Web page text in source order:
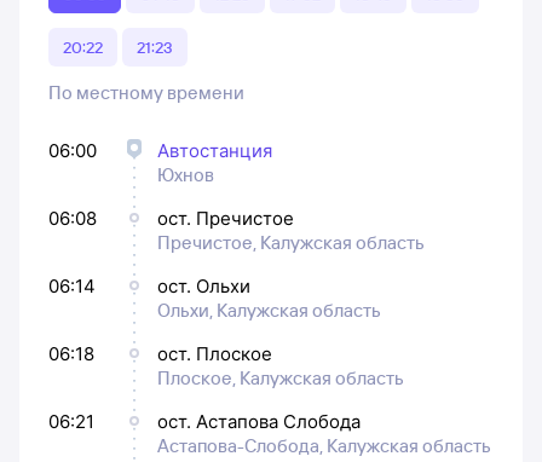
20:22 21:23
По местному времени
06:00
Автостанция
Юхнов
06:08
ост. Пречистое
Пречистое, Калужская область
06:14
ост. Ольхи
Ольхи, Калужская область
06:18
ост. Плоское
Плоское, Калужская область
06:21
ост. Астапова Слобода
Астапова-Слобода, Калужская область